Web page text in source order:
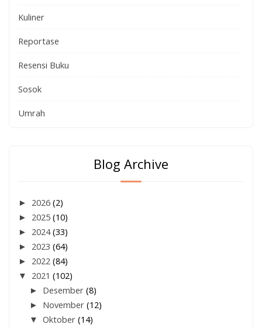
Kuliner
Reportase
Resensi Buku
Sosok
Umrah
Blog Archive
► 2026 (2)
► 2025 (10)
► 2024(33)
► 2023 (64)
► 2022 (84)
▼ 2021 (102)
► Desember(8)
► November(12)
▼Oktober(14)